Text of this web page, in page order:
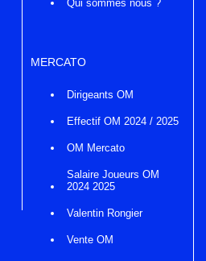
Qui sommes nous ?
MERCATO
Dirigeants OM
Effectif OM 2024 / 2025
OM Mercato
Salaire Joueurs OM
2024 2025
Valentin Rongier
Vente OM